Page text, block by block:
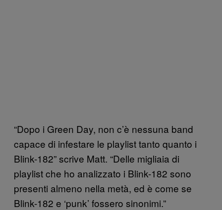
“Dopo i Green Day, non c’è nessuna band
capace di infestare le playlist tanto quanto i
Blink-182” scrive Matt. “Delle migliaia di
playlist che ho analizzato i Blink-182 sono
presenti almeno nella metà, ed è come se
Blink-182 e ‘punk’ fossero sinonimi.”